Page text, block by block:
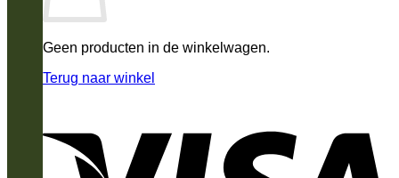
Geen producten in de winkelwagen.
Terug naar winkel